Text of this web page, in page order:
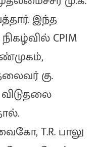
இந்த
CPIM
கு.
T.R. பாலு